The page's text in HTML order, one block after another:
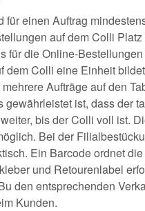
für einen Auftrag
auf dem Colli
für die Online-
dem Colli eine Einheit
Aufträge auf den
gewährleistet ist, dass der
bis der Colli voll ist.
Bei der
Ein Barcode ordnet
und Retourenlabel
den entsprechenden
Kunden.